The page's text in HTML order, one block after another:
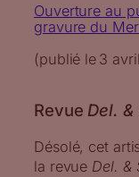
Ouverture au
gravure du
(publié le 3
Revue Del. &
Désolé, cet
la revue Del. &